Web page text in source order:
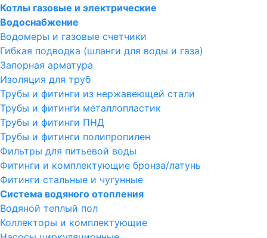
Котлы газовые и электрические
Водоснабжение
Водомеры и газовые счетчики
Гибкая подводка (шланги для воды и газа)
Запорная арматура
Изоляция для труб
Трубы и фитинги из нержавеющей стали
Трубы и фитинги металлопластик
Трубы и фитинги ПНД
Трубы и фитинги полипропилен
Фильтры для питьевой воды
Фитинги и комплектующие бронза/латунь
Фитинги стальные и чугунные
Система водяного отопления
Водяной теплый пол
Коллекторы и комплектующие